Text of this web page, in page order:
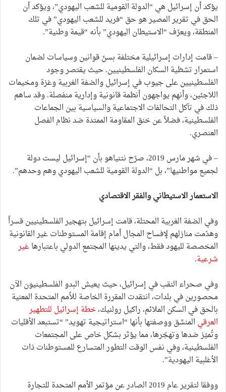
يؤكد أن إسرائيل هي “الدولة القومية للشعب اليهودي”، ويؤكد أن
الحق في تقرير المصير هو حق “فريد للشعب اليهودي” في تلك
المنطقة، ويعرّف “الاستيطان اليهودي” بأنه “قيمة وطنية”.
– قامت إدارات إسرائيلية مختلفة بسنّ قوانين وسياسات لضمان
استمرار تشظية السكان الفلسطينيين. حيث يقتصر وجود
الفلسطينيين على جيوب في إسرائيل والضفة الغربية وغزة ومخيمات
اللاجئين، وأنهم يواجهون أنظمة قانونية وإدارية منفصلة. وقد ساهم
ذلك في تآكل التحالفات الاجتماعية والسياسية بين الجماعات
الفلسطينية، فضلاً عن خنق المقاومة الممتدة ضد نظام الفصل
العنصري.
– في شهر مارس 2019، صرّح نتنياهو بأن “إسرائيل ليست دولة
لجميع مواطنيها”، بل “الدولة القومية للشعب اليهودي وهم وحدهم”.
الاستعمار الاستيطاني والفقر الاقتصادي
وفي الضفة الغربية المحتلة، قامت إسرائيل بتهجير الفلسطينيين قسراً
وهدّمت منازلهم لإفساح المجال أمام إقامة المستوطنات غير القانونية
المخصصة لليهود فقط، والتي يدينها المجتمع الدولي باعتبارهاغير
شرعية.
وفي صحراء النقب في إسرائيل، حيث يعيش البدو الفلسطينيون الآن
محصورين في بلدات، انتقدت المقررة الخاصة للأمم المتحدة المعنية
بالحق في السكن الملائم، راكيل رولنيك،خطة إسرائيل للتطهير
العرقي المنسَّق ووصفتها بأنها “استراتيجية تهويد” “تستبعد الأقليات
وتُميّز ضدها وتهجّرها، مما يؤثر بشكل خاص على المجتمعات
الفلسطينية، وفي نفس الوقت التطور المتسارع للمستوطنات ذات
الأغلبية اليهودية”.
ووفقا لتقرير عام 2019 الصادر عن مؤتمر الأمم المتحدة للتجارة